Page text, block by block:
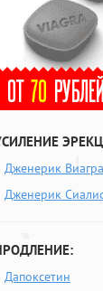
Дженерик Виагра
Дженерик
Дапоксетин